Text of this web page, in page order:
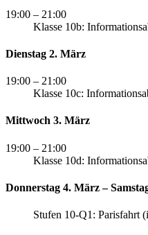
19:00 – 21:00
Klasse 10b:
Dienstag 2. März
19:00 – 21:00
Klasse 10c:
Mittwoch 3. März
19:00 – 21:00
Klasse 10d:
Donnerstag 4. März –
Stufen 10-Q1: Parisfahrt